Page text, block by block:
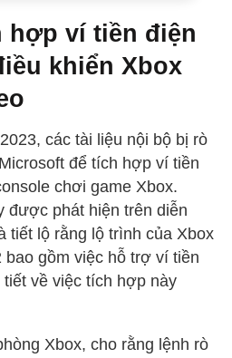
hợp ví tiền điện
khiển Xbox
các tài liệu nội bộ bị rò
để tích hợp ví tiền
chơi game Xbox.
được phát hiện trên diễn
tiết lộ rằng lộ trình của Xbox
bao gồm việc hỗ trợ ví tiền
về việc tích hợp này
Xbox, cho rằng lệnh rò